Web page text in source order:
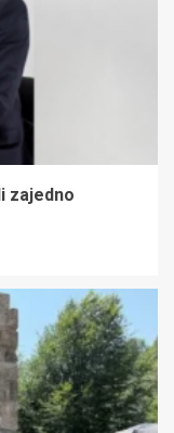
zajedno